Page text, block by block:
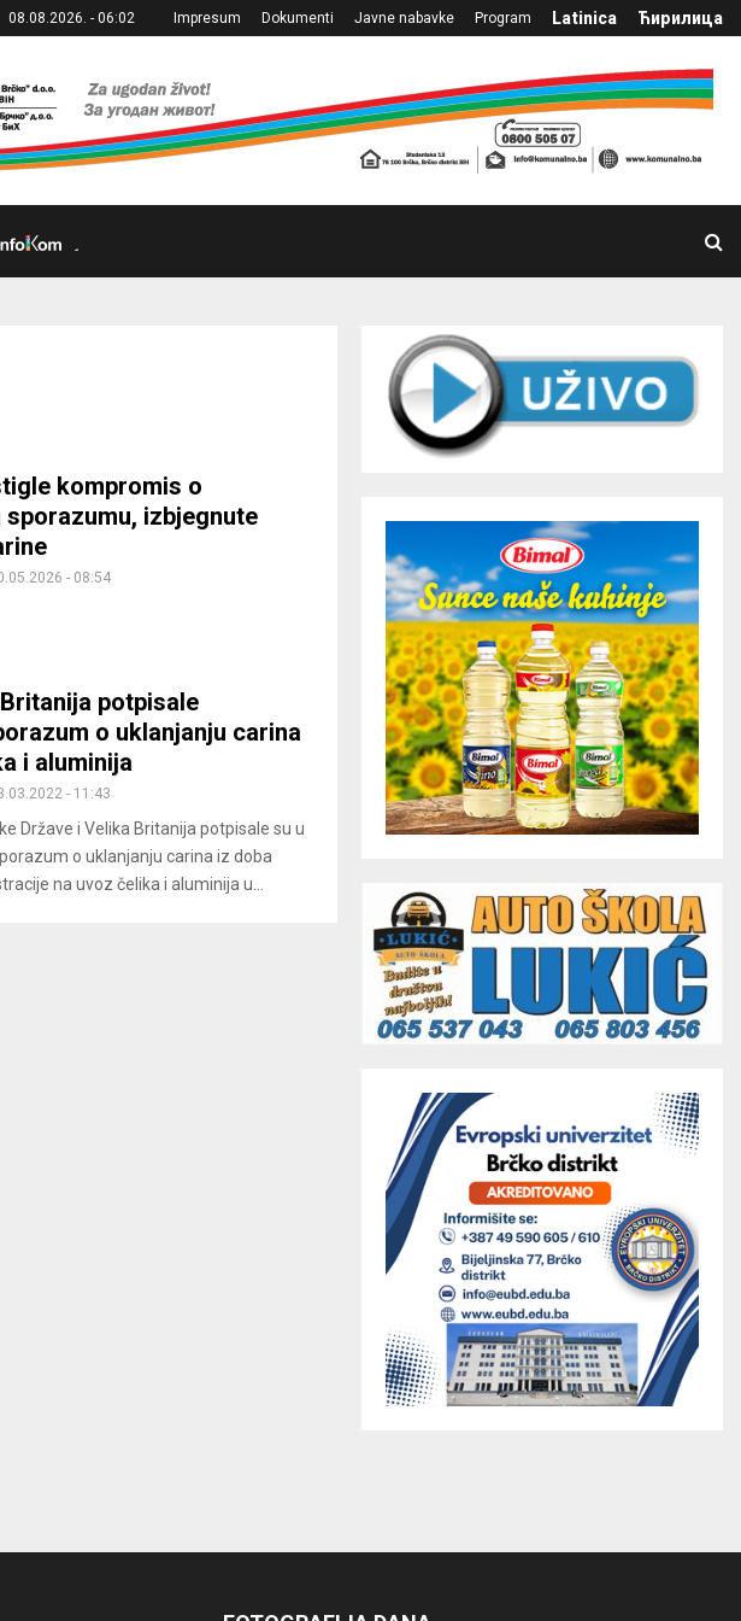
08.08.2026. - 06:02 Impresum Dokumenti Javne nabavke Program Latinica Ћирилица
kompromis o
izbjegnute
- 08:54
potpisale
o uklanjanju carina
i aluminija
- 11:43
Države i Velika Britanija potpisale su u
o uklanjanju carina iz doba
na uvoz čelika i aluminija u...